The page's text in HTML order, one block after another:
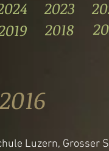
2018
2023
Luzern, Grosser